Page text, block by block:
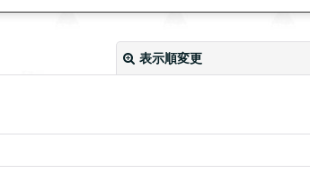
表示順変更